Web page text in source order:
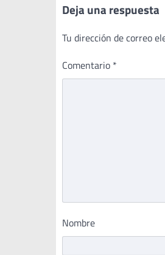
Deja una respuesta
Tu dirección de correo
Comentario *
Nombre